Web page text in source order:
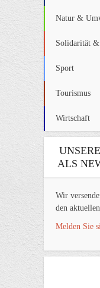
Natur &
Solidarität
Sport
Tourismus
Wirtschaft
ALS
Wir
den
Melden Sie